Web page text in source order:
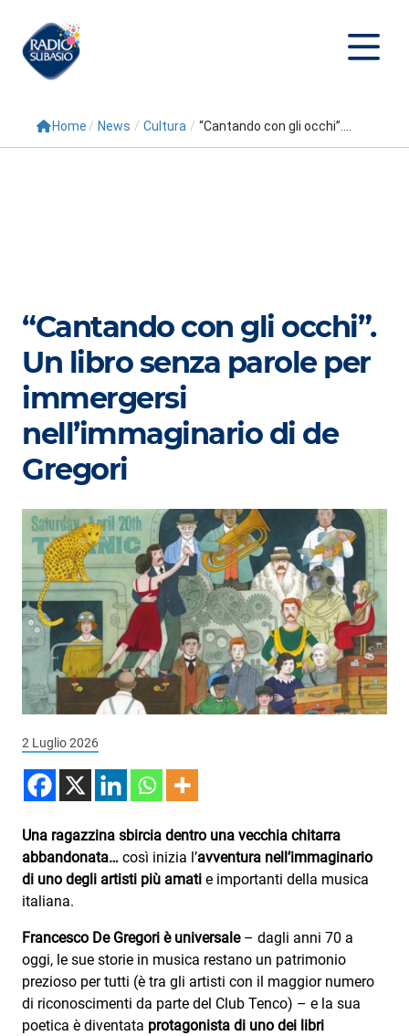
Cerca
Conduttori
Repliche
Podcast
3xTe
Interviste
Playlist
Novità
Subasio Playlist
Web Radio
Radio Subasio
Radio Subasio +
Radio Subasio Disco Club
Radio Suby
Subasio Collection
Subasio Per Un’Ora D’Amore
Video
Foto
Speciali
Oroscopo
Home / News / Cultura / “Cantando con gli occhi”....
“Cantando con gli occhi”.
Un libro senza parole per
immergersi
nell’immaginario di de
Gregori
2 Luglio 2026
Una ragazzina sbircia dentro una vecchia chitarra
abbandonata… così inizia l’avventura nell’immaginario
di uno degli artisti più amati e importanti della musica
italiana.
Francesco De Gregori è universale– dagli anni 70 a
oggi, le sue storie in musica restano un patrimonio
prezioso per tutti (è tra gli artisti con il maggior numero
di riconoscimenti da parte del Club Tenco) – e la sua
poetica è diventata protagonista di uno dei libri